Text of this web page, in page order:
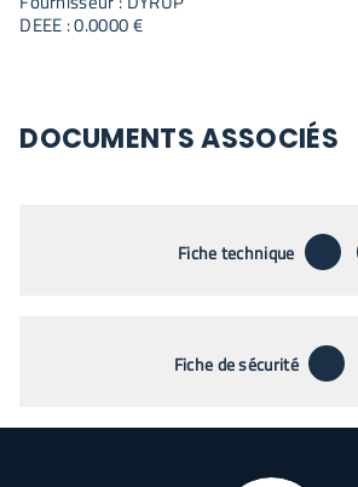
DEEE : 0.0000 €
DOCUMENTS ASSOCIÉS
Fiche technique
Fiche de sécurité